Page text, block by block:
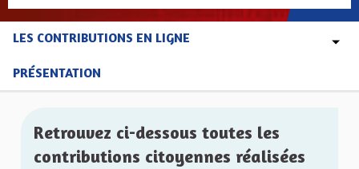
LES CONTRIBUTIONS EN LIGNE
PRÉSENTATION
Retrouvez ci-dessous toutes les
contributions citoyennes réalisées